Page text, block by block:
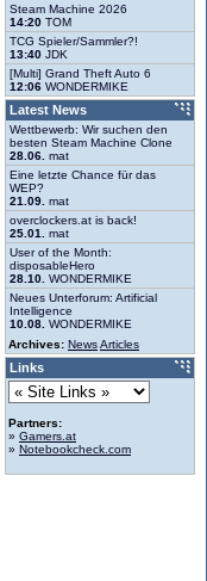
Steam Machine 2026
14:20 TOM
TCG Spieler/Sammler?!
13:40 JDK
[Multi] Grand Theft Auto 6
12:06 WONDERMIKE
Latest News
Wettbewerb: Wir suchen den
besten Steam Machine Clone
28.06. mat
Eine letzte Chance für das
WEP?
21.09. mat
overclockers.at is back!
25.01.
mat
User of the Month:
disposableHero
28.10. WONDERMIKE
Neues Unterforum: Artificial
Intelligence
10.08. WONDERMIKE
Archives: NewsArticles
Links
Partners:
» Gamers.at
» Notebookcheck.com